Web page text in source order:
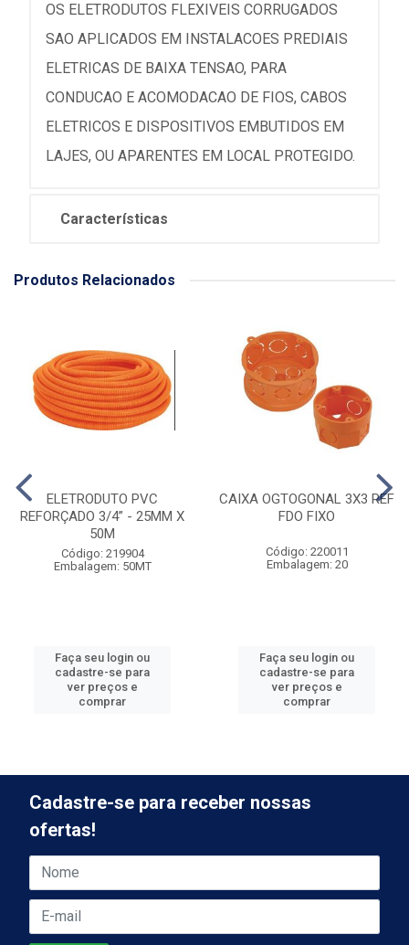
OS ELETRODUTOS FLEXIVEIS CORRUGADOS
SAO APLICADOS EM INSTALACOES PREDIAIS
ELETRICAS DE BAIXA TENSAO, PARA
CONDUCAO E ACOMODACAO DE FIOS, CABOS
ELETRICOS E DISPOSITIVOS EMBUTIDOS EM
LAJES, OU APARENTES EM LOCAL PROTEGIDO.
Características
Produtos Relacionados
ELETRODUTO PVC
REFORÇADO 3/4” - 25MM X
50M
Código: 219904
Embalagem: 50MT
Faça seu login ou
cadastre-se para
ver preços e
comprar
CAIXA OGTOGONAL 3X3 REF
FDO FIXO
Código: 220011
Embalagem: 20
Faça seu login ou
cadastre-se para
ver preços e
comprar
Cadastre-se para receber nossas
ofertas!